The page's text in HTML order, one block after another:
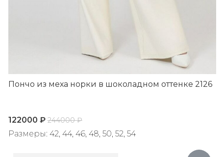
Пончо из меха норки в шоколадном оттенке 2126
122000 ₽ 244000₽
Размеры: 42, 44, 46, 48, 50, 52, 54